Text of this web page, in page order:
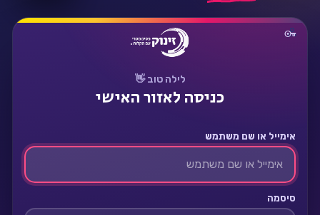
לילה טוב 👋
כניסה לאזור האישי
אימייל או שם משתמש
סיסמה